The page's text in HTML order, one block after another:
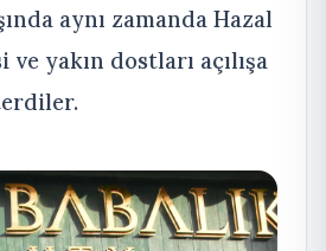
aynı zamanda Hazal
ve yakın dostları açılışa